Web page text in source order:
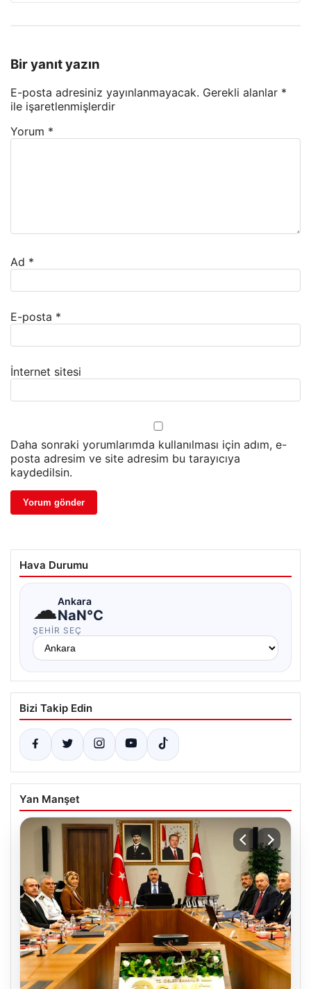
Bir yanıt yazın
E-posta adresiniz yayınlanmayacak. Gerekli alanlar *
ile işaretlenmişlerdir
Yorum *
Ad *
E-posta *
İnternet sitesi
Daha sonraki yorumlarımda kullanılması için adım, e-
posta adresim ve site adresim bu tarayıcıya
kaydedilsin.
Hava Durumu
☁Ankara
NaN°C
ŞEHIR SEÇ
Bizi Takip Edin
Yan Manşet